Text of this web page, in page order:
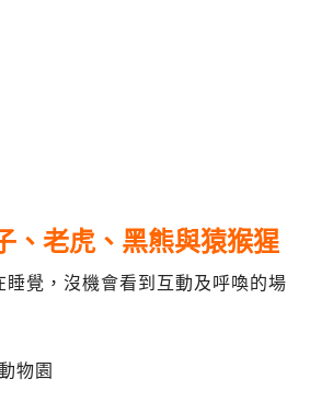
、老虎、黑熊與猿猴猩
睡覺，沒機會看到互動及呼喚的場